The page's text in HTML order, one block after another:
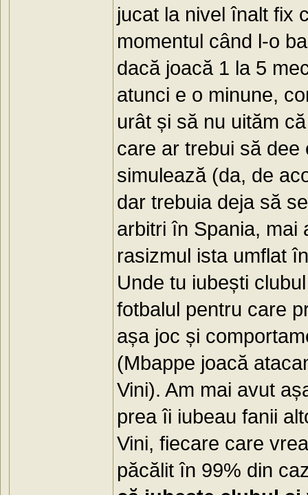
jucat la nivel înalt fix
momentul când l-o
dacă joacă 1 la 5
atunci e o minune,
urât și să nu uităm
care ar trebui să
simulează (da, de
dar trebuia deja să
arbitri în Spania, mai
rasizmul ista umflat
Unde tu iubești
fotbalul pentru care
așa joc și
(Mbappe joacă
Vini). Am mai avut
prea îi iubeau fanii
Vini, fiecare care
păcălit în 99% din